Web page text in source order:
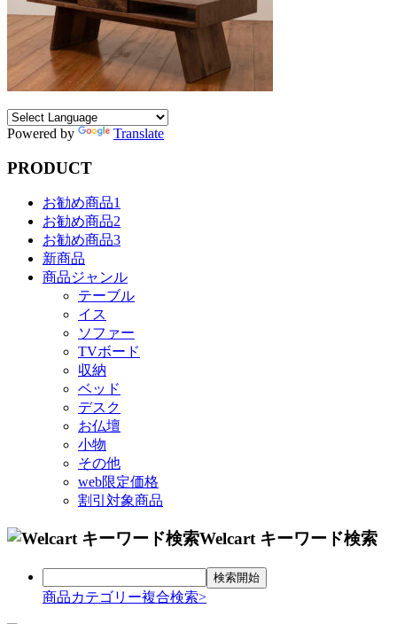
Powered by Translate
PRODUCT
お勧め商品1
お勧め商品2
お勧め商品3
新商品
商品ジャンル
テーブル
イス
ソファー
TVボード
収納
ベッド
デスク
お仏壇
小物
その他
web限定価格
割引対象商品
Welcart キーワード検索
商品カテゴリー複合検索>